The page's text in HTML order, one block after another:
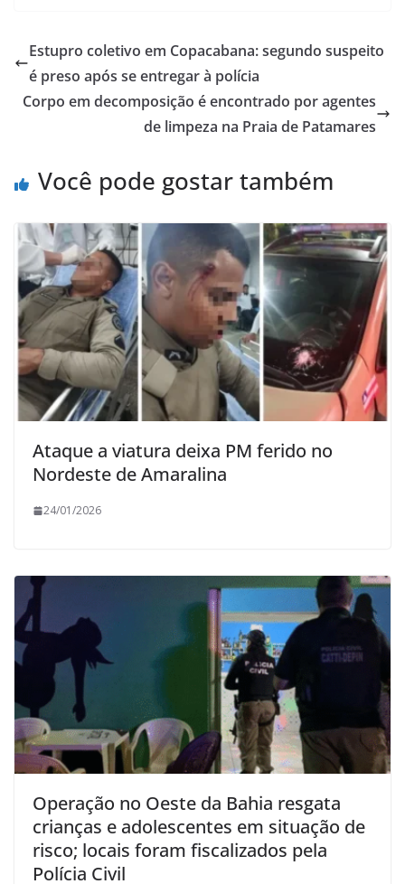
Estupro coletivo em Copacabana: segundo suspeito
é preso após se entregar à polícia
Corpo em decomposição é encontrado por agentes
de limpeza na Praia de Patamares
Você pode gostar também
Ataque a viatura deixa PM ferido no
Nordeste de Amaralina
24/01/2026
Operação no Oeste da Bahia resgata
crianças e adolescentes em situação de
risco; locais foram fiscalizados pela
Polícia Civil